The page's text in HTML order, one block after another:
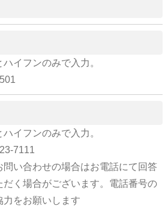
イフンのみで入力。
イフンのみで入力。
7111
い合わせの場合はお電話にて回答
だく場合がございます。電話番号の
力をお願いします